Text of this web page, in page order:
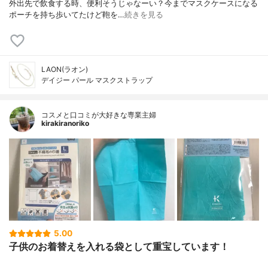
外出先で飲食する時、便利そうじゃなーい？⁡今までマスクケースになる
ポーチを持ち歩いてたけど鞄を…続きを見る
LAON(ラオン)
デイジー パール マスクストラップ
コスメと口コミが大好きな専業主婦
kirakiranoriko
5.00
子供のお着替えを入れる袋として重宝しています！